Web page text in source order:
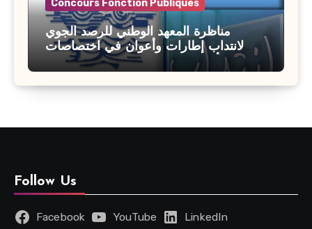
Concours Fonction Publiques
مناظرة المعهد الوطني للرصد الجوي
لانتداب إطارات وأعوان في اختصاصات
مختلفة : أخر اجل للترشح 27 جويلية 2026
Follow Us
Facebook YouTube LinkedIn